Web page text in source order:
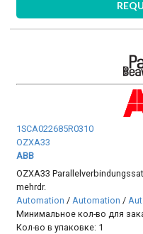
1SCA022685R0310
OZXA33
ABB
OZXA33
mehrdr.
Automation / Automation /
Минимальное кол-во для
Кол-во в упаковке: 1